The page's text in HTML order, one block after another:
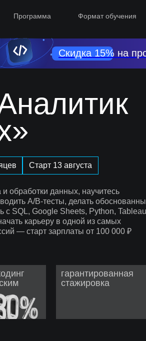
Программа Формат обучения
Старт 13 августа
обработки данных, научитесь
A/B‑тесты, делать
с SQL, Google Sheets, Python,
карьеру в одной из самых
— старт зарплаты от 100 000 ₽
гарантированная
стажировка
Скидка 15% на